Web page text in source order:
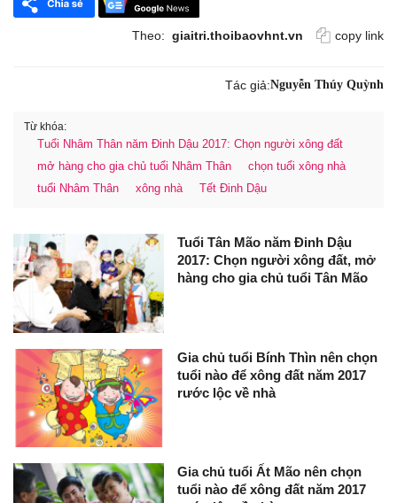
Theo: giaitri.thoibaovhnt.vn copy link
Tác giả:Nguyễn Thúy Quỳnh
Từ khóa:
Tuổi Nhâm Thân năm Đinh Dậu 2017: Chọn người xông đất
mở hàng cho gia chủ tuổi Nhâm Thân
chọn tuổi xông nhà
tuổi Nhâm Thân
xông nhà Tết Đinh Dậu
Tuổi Tân Mão năm Đinh Dậu
2017: Chọn người xông đất, mở
hàng cho gia chủ tuổi Tân Mão
Gia chủ tuổi Bính Thìn nên chọn
tuổi nào để xông đất năm 2017
rước lộc về nhà
Gia chủ tuổi Ất Mão nên chọn
tuổi nào để xông đất năm 2017